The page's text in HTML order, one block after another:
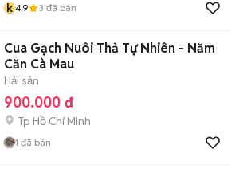
k 4.9 3 đã bán
Cua Gạch Nuôi Thả Tự Nhiên - Năm
Căn Cà Mau
Hải sản
900.000 đ
Tp Hồ Chí Minh
1 đã bán